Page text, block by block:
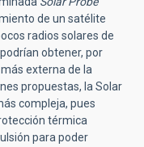
de un satélite
radios solares de
obtener, por
externa de la
propuestas, la Solar
compleja, pues
térmica
para poder